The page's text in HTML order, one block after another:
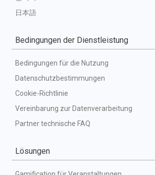
日本語
Bedingungen der Dienstleistung
Bedingungen für die Nutzung
Datenschutzbestimmungen
Cookie-Richtlinie
Vereinbarung zur Datenverarbeitung
Partner technische FAQ
Lösungen